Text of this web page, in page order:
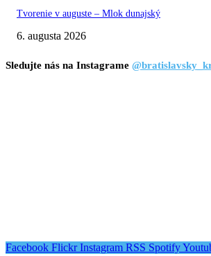
Tvorenie v auguste – Mlok dunajský
6. augusta 2026
Sledujte nás na Instagrame
Facebook Flickr Instagram RSS Spotify